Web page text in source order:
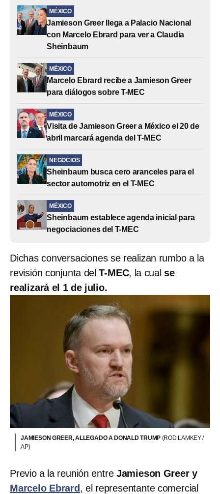
MÉXICO
Jamieson Greer llega a Palacio Nacional
con Marcelo Ebrard para ver a Claudia
Sheinbaum
MÉXICO
Marcelo Ebrard recibe a Jamieson Greer
para diálogos sobre T-MEC
MÉXICO
Visita de Jamieson Greer a México el 20 de
abril marcará agenda del T-MEC
NEGOCIOS
Sheinbaum busca cero aranceles para el
sector automotriz en el T-MEC
MÉXICO
Sheinbaum establece agenda inicial para
negociaciones del T-MEC
Dichas conversaciones se realizan rumbo a la
revisión conjunta del T-MEC, la cual se
realizará el 1 de julio.
JAMIESON GREER, ALLEGADO A DONALD TRUMP (ROD LAMKEY /
AP)
Previo a la reunión entre Jamieson Greer y
Marcelo Ebrard, el representante comercial